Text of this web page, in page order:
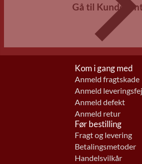
Gå til
Kom i gang med
Anmeld fragtskade
Anmeld
Anmeld defekt
Anmeld retur
Før bestilling
Fragt og levering
Betalingsmetoder
Handelsvilkår